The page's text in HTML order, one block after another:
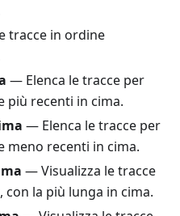
tracce in ordine
— Elenca le tracce per
più recenti in cima.
— Elenca le tracce per
meno recenti in cima.
— Visualizza le tracce
la più lunga in cima.